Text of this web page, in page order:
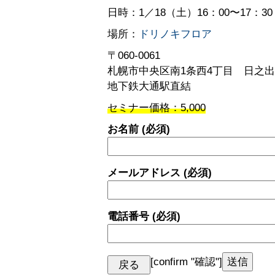
日時：1 ／18 （土）16：00〜17：30
場所：
ドリノキフロア
〒060-0061
札幌市中央区南1条西4丁目 日之
地下鉄大通駅直結
セミナー価格：5,000
お名前 (必須)
メールアドレス (必須)
電話番号 (必須)
[confirm "確認"]